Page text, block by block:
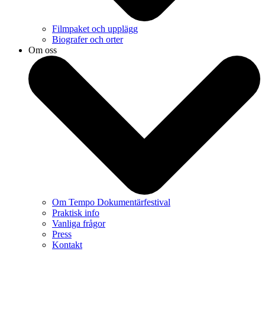
Filmpaket och upplägg
Biografer och orter
Om oss
Om Tempo Dokumentärfestival
Praktisk info
Vanliga frågor
Press
Kontakt